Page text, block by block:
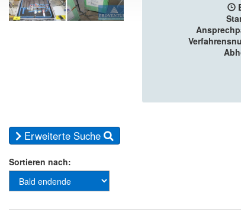
Erweiterte Suche
Sortieren nach: